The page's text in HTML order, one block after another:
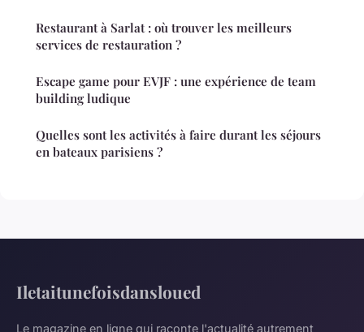
Restaurant à Sarlat : où trouver les meilleurs
services de restauration ?
Escape game pour EVJF : une expérience de team
building ludique
Quelles sont les activités à faire durant les séjours
en bateaux parisiens ?
Iletaitunefoisdansloued
Le magazine en ligne qui raconte l'actualité autrement